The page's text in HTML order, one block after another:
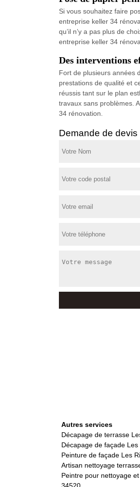
Si vous souhaitez faire
entreprise keller 34
qu’il n’y a pas plus de
entreprise keller 34
Des interventions
Fort de plusieurs années
prestations de qualité et
réussis tant sur le plan
travaux sans problèmes.
34 rénovation.
Demande de devis
Autres services
Décapage de terrasse
Décapage de façade Les
Peinture de façade Les
Artisan nettoyage
Peintre pour nettoyage